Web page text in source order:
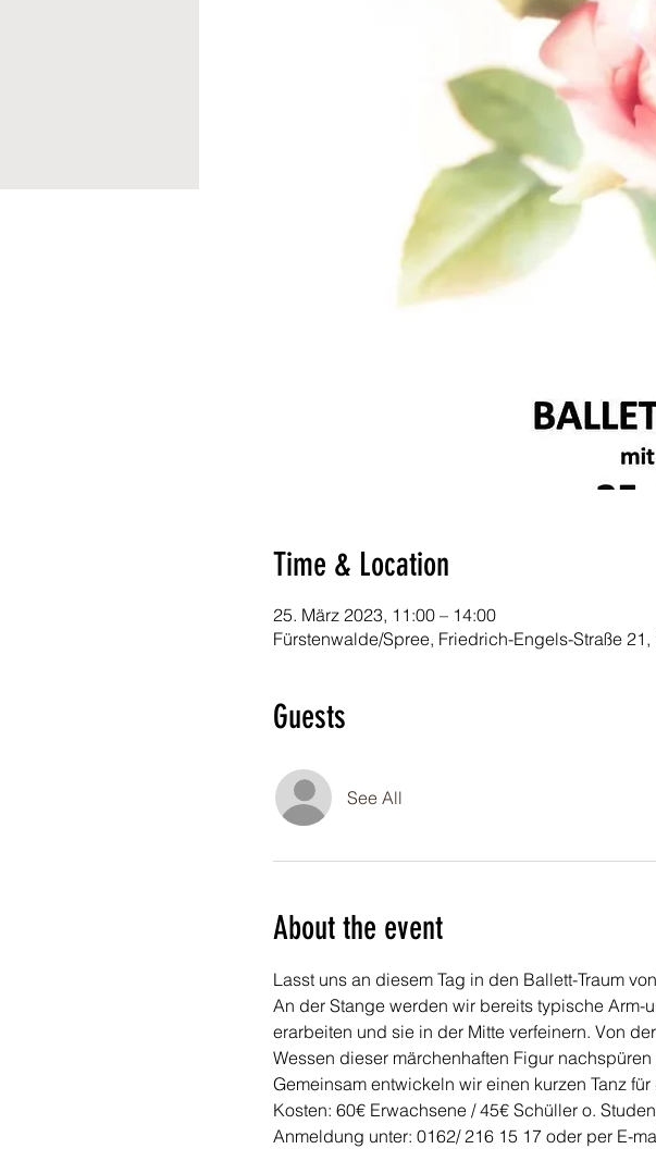
Time & Location
25. März 2023, 11:00 – 14:00
Fürstenwalde/Spree, Friedrich-Engels-Straße
Guests
See All
About the event
Lasst uns an diesem Tag in den Ballett-Traum
An der Stange werden wir bereits typische
erarbeiten und sie in der Mitte verfeinern. Von
Wessen dieser märchenhaften Figur
Gemeinsam entwickeln wir einen kurzen Tanz
Kosten: 60€ Erwachsene / 45€ Schüller o.
Anmeldung unter: 0162/ 216 15 17 oder per E-